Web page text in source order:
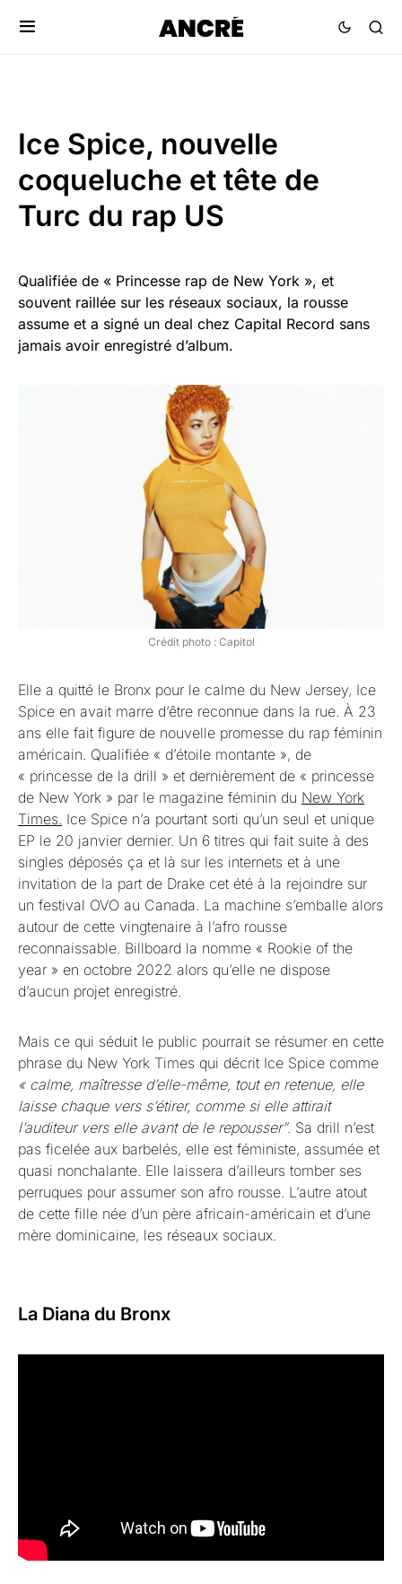
Ice Spice, nouvelle
coqueluche et tête de
Turc du rap US
Qualifiée de « Princesse rap de New York », et
souvent raillée sur les réseaux sociaux, la rousse
assume et a signé un deal chez Capital Record sans
jamais avoir enregistré d’album.
Crédit photo : Capitol
Elle a quitté le Bronx pour le calme du New Jersey, Ice
Spice en avait marre d’être reconnue dans la rue. À 23
ans elle fait figure de nouvelle promesse du rap féminin
américain. Qualifiée « d’étoile montante », de
« princesse de la drill » et dernièrement de « princesse
de New York » par le magazine féminin du New York
Times. Ice Spice n’a pourtant sorti qu’un seul et unique
EP le 20 janvier dernier. Un 6 titres qui fait suite à des
singles déposés ça et là sur les internets et à une
invitation de la part de Drake cet été à la rejoindre sur
un festival OVO au Canada. La machine s’emballe alors
autour de cette vingtenaire à l’afro rousse
reconnaissable. Billboard la nomme « Rookie of the
year » en octobre 2022 alors qu’elle ne dispose
d’aucun projet enregistré.
Mais ce qui séduit le public pourrait se résumer en cette
phrase du New York Times qui décrit Ice Spice comme
« calme, maîtresse d’elle-même, tout en retenue, elle
laisse chaque vers s’étirer, comme si elle attirait
l’auditeur vers elle avant de le repousser”. Sa drill n’est
pas ficelée aux barbelés, elle est féministe, assumée et
quasi nonchalante. Elle laissera d’ailleurs tomber ses
perruques pour assumer son afro rousse. L’autre atout
de cette fille née d’un père africain-américain et d’une
mère dominicaine, les réseaux sociaux.
La Diana du Bronx